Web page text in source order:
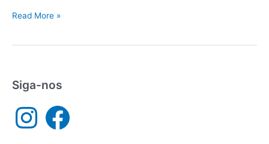
Assistência
Read More »
Siga-nos
n
a
c